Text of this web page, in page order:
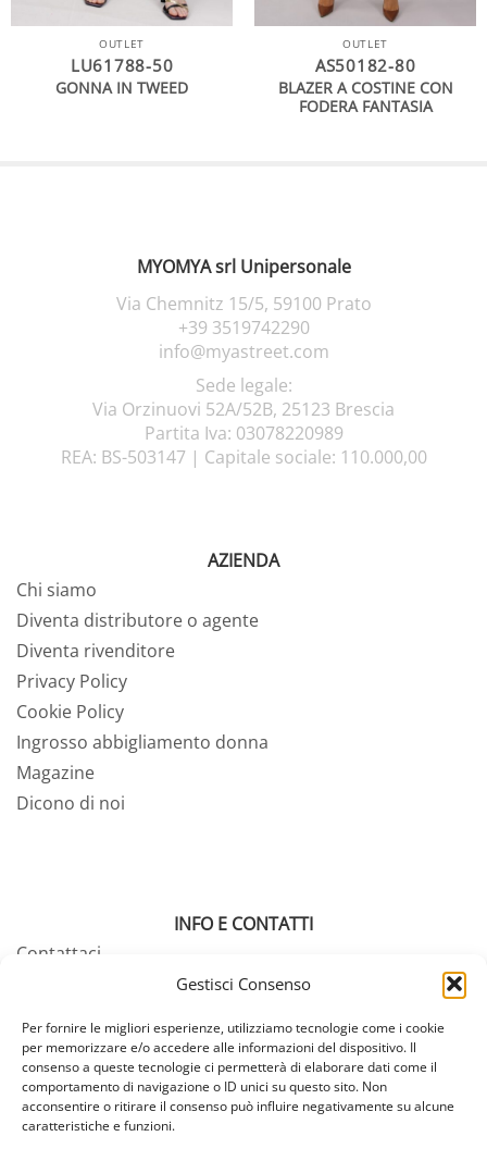
Gestisci Consenso
Per fornire le migliori esperienze, utilizziamo tecnologie come i cookie
per memorizzare e/o accedere alle informazioni del dispositivo. Il
consenso a queste tecnologie ci permetterà di elaborare dati come il
comportamento di navigazione o ID unici su questo sito. Non
acconsentire o ritirare il consenso può influire negativamente su alcune
caratteristiche e funzioni.
OUTLET
LU61788-50
GONNA IN TWEED
OUTLET
AS50182-80
BLAZER A COSTINE CON
FODERA FANTASIA
MYOMYA srl Unipersonale
Via Chemnitz 15/5, 59100 Prato
+39 3519742290
info@myastreet.com
Sede legale:
Via Orzinuovi 52A/52B, 25123 Brescia
Partita Iva: 03078220989
REA: BS-503147 | Capitale sociale: 110.000,00
AZIENDA
Chi siamo
Diventa distributore o agente
Diventa rivenditore
Privacy Policy
Cookie Policy
Ingrosso abbigliamento donna
Magazine
Dicono di noi
INFO E CONTATTI
Contattaci
Pagamenti e resi
Spedizioni
FAQ – Domande Frequenti